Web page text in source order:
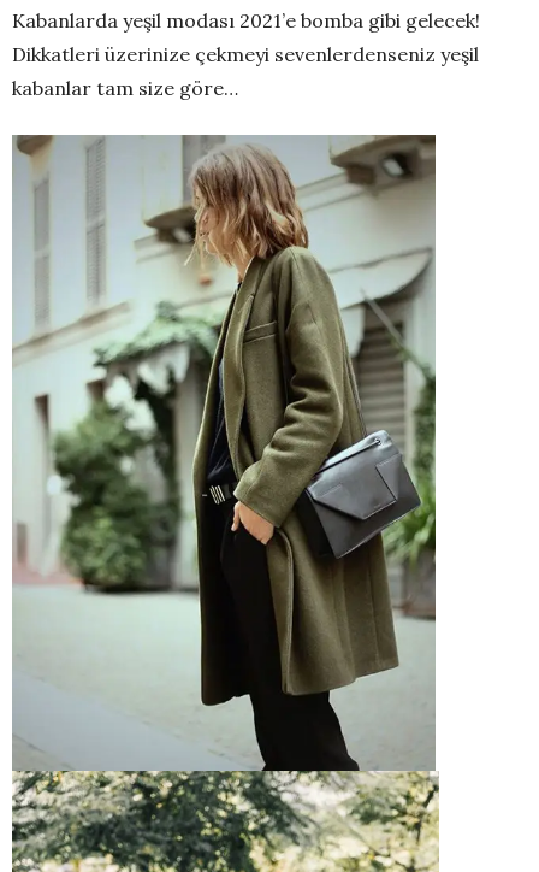
Kabanlarda yeşil modası 2021’e bomba gibi gelecek!
Dikkatleri üzerinize çekmeyi sevenlerdenseniz yeşil
kabanlar tam size göre…